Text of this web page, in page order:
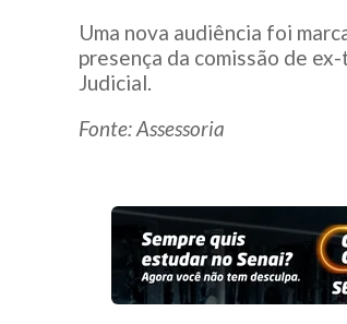
Uma nova audiência foi
presença da comissão de
Judicial.
Fonte: Assessoria